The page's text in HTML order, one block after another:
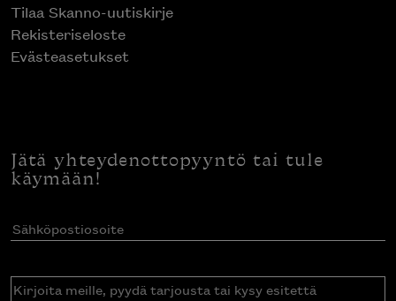
Tilaa Skanno-uutiskirje
Rekisteriseloste
Evästeasetukset
Jätä yhteydenottopyyntö tai tule
käymään!
Sähköpostiosoite(Pakollinen)
Kirjoita